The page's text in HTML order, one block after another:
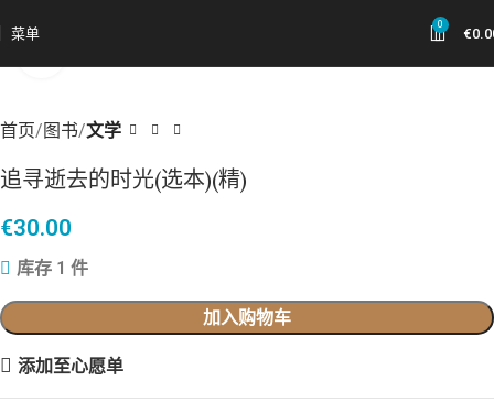
菜单
0
€
首页 图书 文学
追寻逝去的时光(选本)(精)
€30.00
库存 1 件
加入购物车
添加至心愿单